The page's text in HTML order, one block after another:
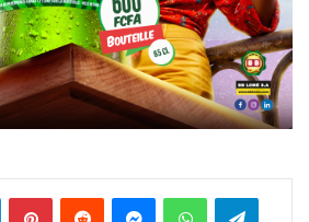
Linkedin PinterestReddit MessengerWhatsAppTelegram